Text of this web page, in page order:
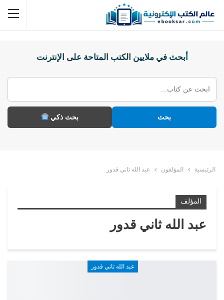
أبحث في ملايين الكتب المتاحة على الإنترنت
بحث بحث ذكي
الرئيسية المؤلفون عبد الله ثاني قدور
المؤلف
عبد الله ثاني قدور
عبد الله ثاني قدور